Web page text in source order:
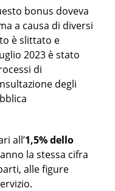
bonus doveva
a causa di diversi
è slittato e
2023 è stato
di
degli
all’1,5% dello
la stessa cifra
alle figure